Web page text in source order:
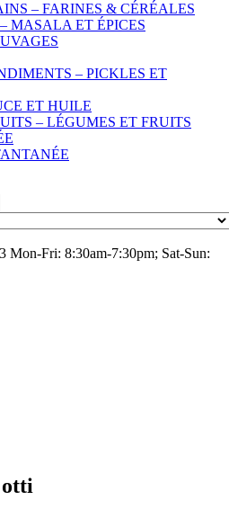
– FARINES & CÉRÉALES
MASALA ET ÉPICES
– PICKLES ET
ET HUILE
– LÉGUMES ET FRUITS
Mon-Fri: 8:30am-7:30pm; Sat-Sun: